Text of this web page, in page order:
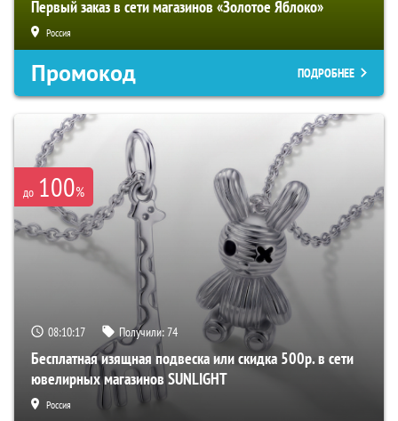
Первый заказ в сети магазинов «Золотое Яблоко»
Россия
Промокод ПОДРОБНЕЕ
до 100%
08:10:16 Получили:74
Бесплатная изящная подвеска или скидка 500р. в сети
ювелирных магазинов SUNLIGHT
Россия